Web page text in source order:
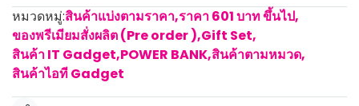
หมวดหมู่:สินค้าแบ่งตามราคา,ราคา 601 บาท ขึ้นไป,
ของพรีเมียมสั่งผลิต (Pre order ),Gift Set,
สินค้า IT Gadget,POWER BANK,สินค้าตามหมวด,
สินค้าไอที Gadget